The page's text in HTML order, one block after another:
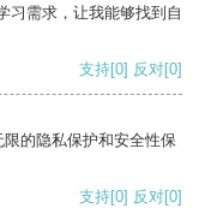
习需求，让我能够找到自
支持[0] 反对[0]
的隐私保护和安全性保
支持[0] 反对[0]